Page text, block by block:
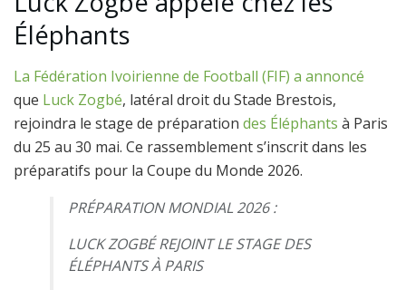
Éléphants
La Fédération Ivoirienne de Football (FIF) a annoncé
que Luck Zogbé, latéral droit du Stade Brestois,
rejoindra le stage de préparation des Éléphants à Paris
du 25 au 30 mai. Ce rassemblement s’inscrit dans les
préparatifs pour la Coupe du Monde 2026.
PRÉPARATION MONDIAL 2026 :
LUCK ZOGBÉ REJOINT LE STAGE DES
ÉLÉPHANTS À PARIS